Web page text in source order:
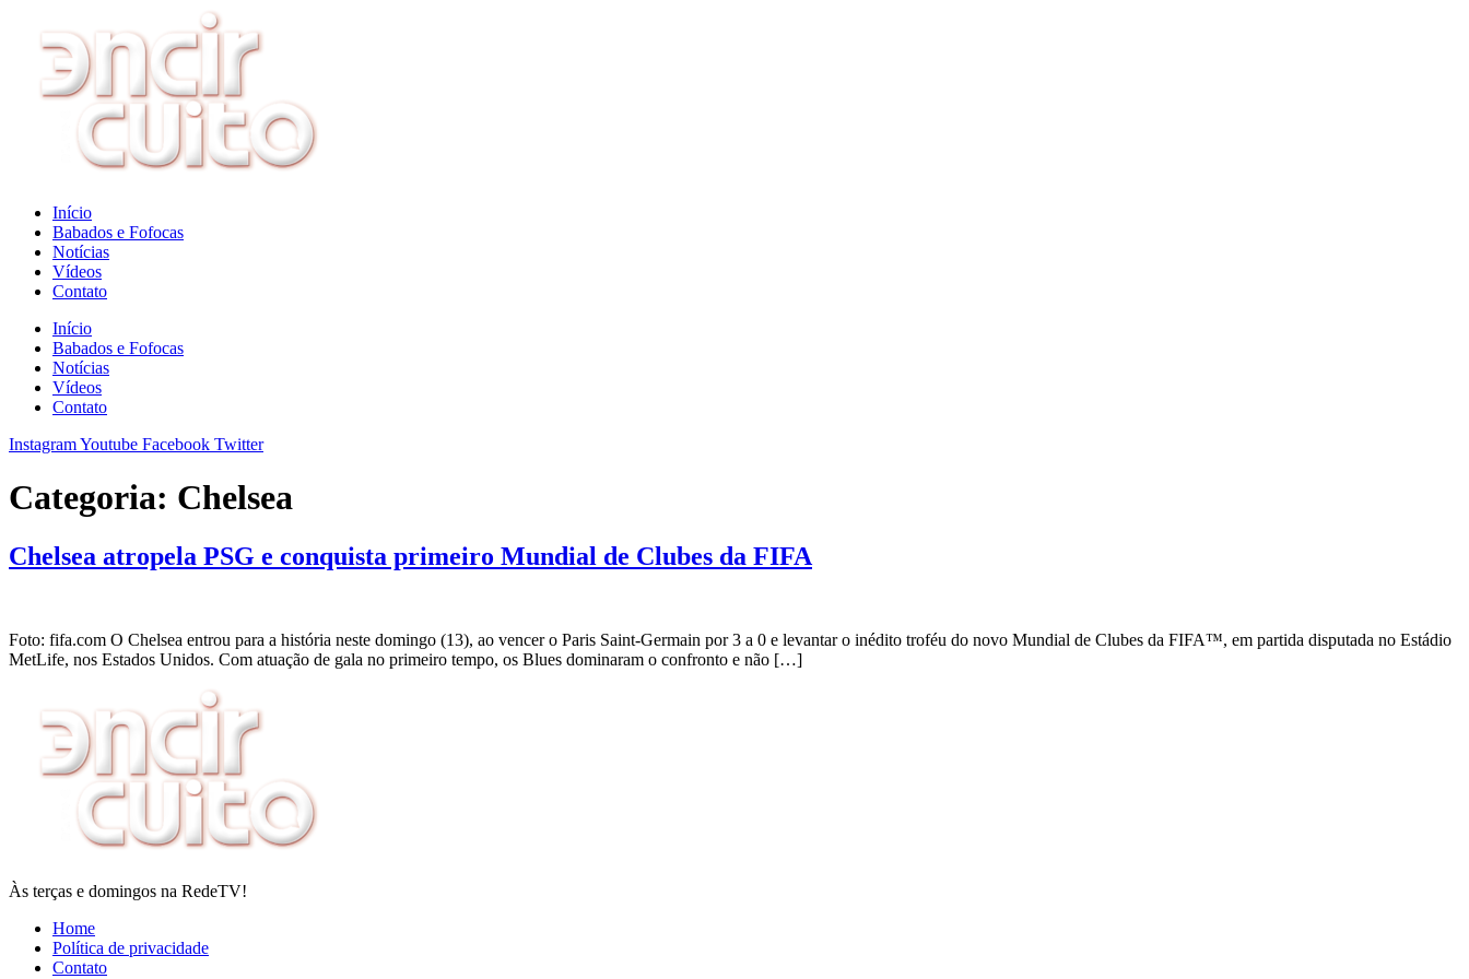
conteúdo
Início
Babados e Fofocas
Notícias
Vídeos
Contato
Início
Babados e Fofocas
Notícias
Vídeos
Contato
InstagramYoutube Facebook Twitter
Categoria: Chelsea
Chelsea atropela PSG e conquista primeiro Mundial de Clubes da FIFA
Foto: fifa.com O Chelsea entrou para a história neste domingo (13), ao vencer o Paris Saint-Germain por 3 a 0 e levantar o inédito troféu do novo Mundial de Clubes da FIFA™, em partida disputada no Estádio
MetLife, nos Estados Unidos. Com atuação de gala no primeiro tempo, os Blues dominaram o confronto e não […]
Às terças e domingos na RedeTV!
Home
Política de privacidade
Contato